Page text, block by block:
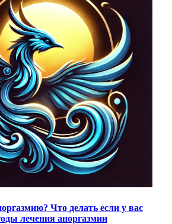
Что делать если у вас
лечения аноргазмии